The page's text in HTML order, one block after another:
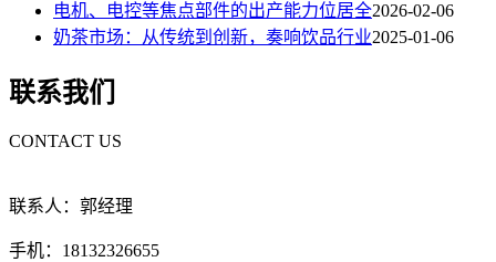
电机、电控等焦点部件的出产能力位居全2026-02-06
奶茶市场：从传统到创新，奏响饮品行业2025-01-06
联系我们
CONTACT US
联系人：郭经理
手机：18132326655